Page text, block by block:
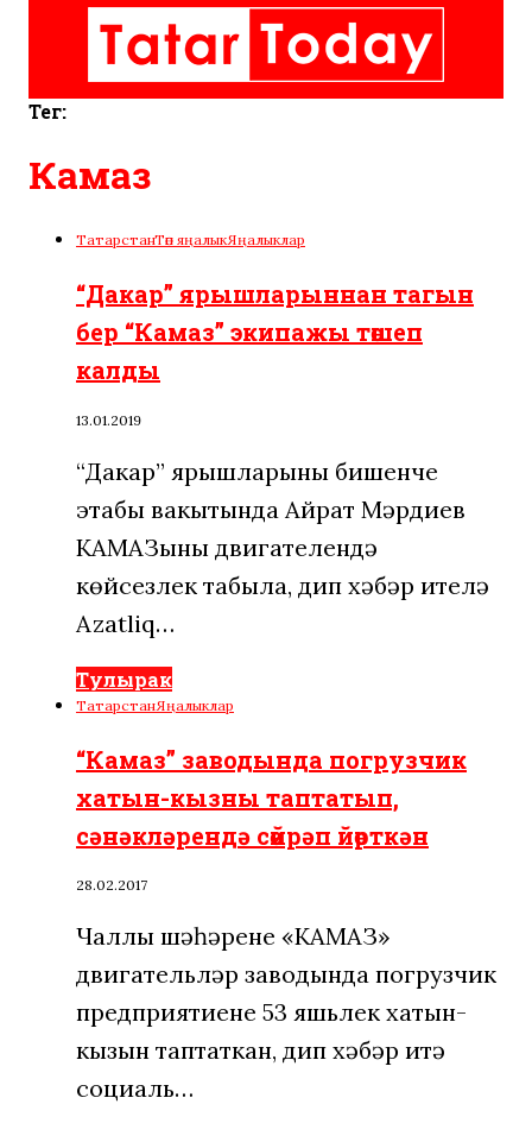
Тег:
Камаз
ТатарстанТөп яңалыкЯңалыклар
“Дакар” ярышларыннан тагын
бер “Камаз” экипажы төшеп
калды
13.01.2019
“Дакар” ярышларының бишенче
этабы вакытында Айрат Мәрдиев
КАМАЗының двигателендә
көйсезлек табыла, дип хәбәр ителә
Azatliq…
Тулырак
ТатарстанЯңалыклар
“Камаз” заводында погрузчик
хатын-кызны таптатып,
сәнәкләрендә сөйрәп йөрткән
28.02.2017
Чаллы шәһәренең «КАМАЗ»
двигательләр заводында погрузчик
предприятиенең 53 яшьлек хатын-
кызын таптаткан, дип хәбәр итә
социаль…